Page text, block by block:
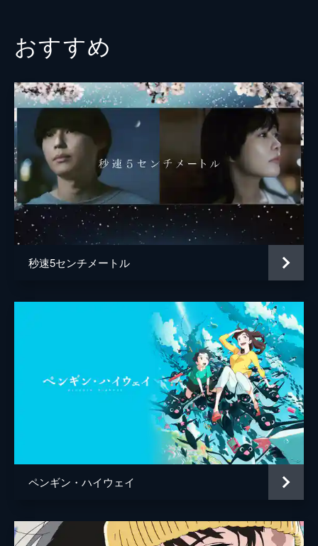
九太の母 麻生久美子
一郎彦（少年期） 黒木華
諸星すみれ
二郎丸（少年期） 大野百花
宗師 津川雅彦
百秋坊 リリー・フランキー
多々良
脚本 細田守
細田守
高木正勝
アニメーション制作 スタジオ地図
中山良夫
齋藤佑佳
井上伸一郎
中村理一郎
おすすめ
秒速5センチメートル
ペンギン・ハイウェイ